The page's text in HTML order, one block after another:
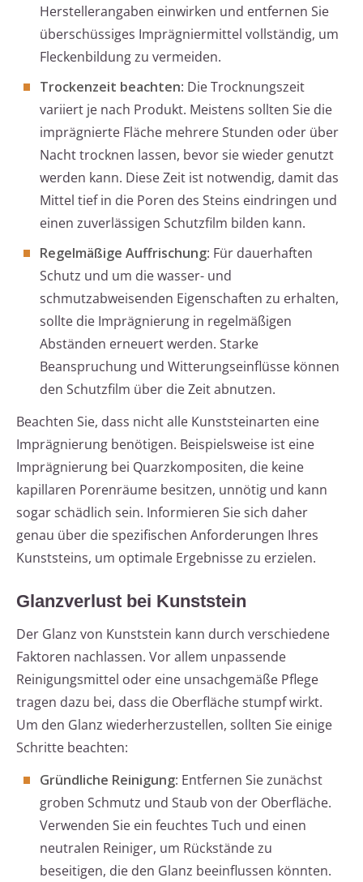
Herstellerangaben einwirken und entfernen Sie
überschüssiges Imprägniermittel vollständig, um
Fleckenbildung zu vermeiden.
Trockenzeit beachten: Die Trocknungszeit
variiert je nach Produkt. Meistens sollten Sie die
imprägnierte Fläche mehrere Stunden oder über
Nacht trocknen lassen, bevor sie wieder genutzt
werden kann. Diese Zeit ist notwendig, damit das
Mittel tief in die Poren des Steins eindringen und
einen zuverlässigen Schutzfilm bilden kann.
Regelmäßige Auffrischung: Für dauerhaften
Schutz und um die wasser- und
schmutzabweisenden Eigenschaften zu erhalten,
sollte die Imprägnierung in regelmäßigen
Abständen erneuert werden. Starke
Beanspruchung und Witterungseinflüsse können
den Schutzfilm über die Zeit abnutzen.
Beachten Sie, dass nicht alle Kunststeinarten eine
Imprägnierung benötigen. Beispielsweise ist eine
Imprägnierung bei Quarzkompositen, die keine
kapillaren Porenräume besitzen, unnötig und kann
sogar schädlich sein. Informieren Sie sich daher
genau über die spezifischen Anforderungen Ihres
Kunststeins, um optimale Ergebnisse zu erzielen.
Glanzverlust bei Kunststein
Der Glanz von Kunststein kann durch verschiedene
Faktoren nachlassen. Vor allem unpassende
Reinigungsmittel oder eine unsachgemäße Pflege
tragen dazu bei, dass die Oberfläche stumpf wirkt.
Um den Glanz wiederherzustellen, sollten Sie einige
Schritte beachten:
Gründliche Reinigung: Entfernen Sie zunächst
groben Schmutz und Staub von der Oberfläche.
Verwenden Sie ein feuchtes Tuch und einen
neutralen Reiniger, um Rückstände zu
beseitigen, die den Glanz beeinflussen könnten.